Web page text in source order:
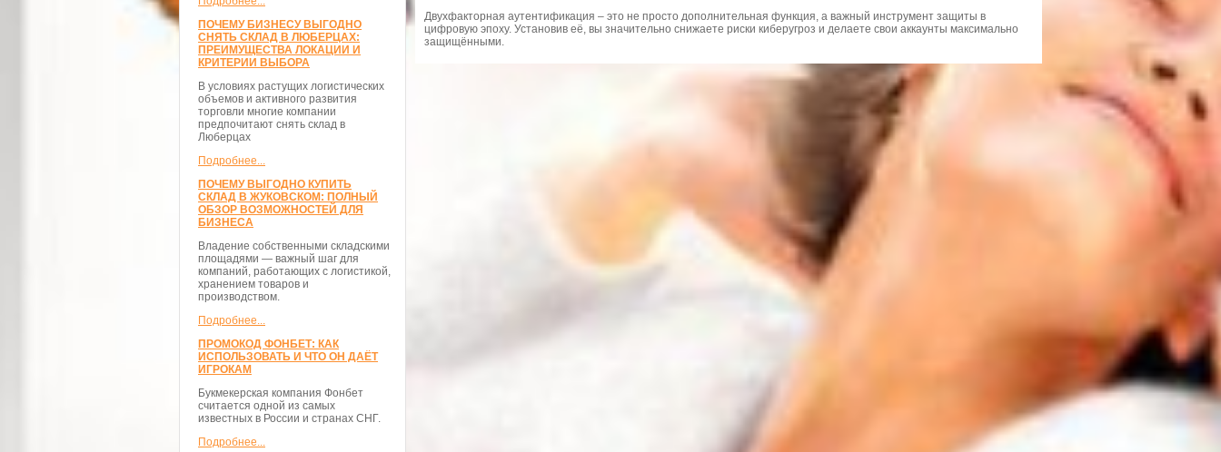
ПОЧЕМУ БИЗНЕСУ ВЫГОДНО
СНЯТЬ СКЛАД В ЛЮБЕРЦАХ:
ПРЕИМУЩЕСТВА ЛОКАЦИИ И
КРИТЕРИИ ВЫБОРА
В условиях растущих логистических
объемов и активного развития
торговли многие компании
предпочитают снять склад в
Люберцах
Подробнее...
ПОЧЕМУ ВЫГОДНО КУПИТЬ
СКЛАД В ЖУКОВСКОМ: ПОЛНЫЙ
ОБЗОР ВОЗМОЖНОСТЕЙ ДЛЯ
БИЗНЕСА
Владение собственными складскими
площадями — важный шаг для
компаний, работающих с логистикой,
хранением товаров и
производством.
Подробнее...
ПРОМОКОД ФОНБЕТ: КАК
ИСПОЛЬЗОВАТЬ И ЧТО ОН ДАЁТ
ИГРОКАМ
Букмекерская компания Фонбет
считается одной из самых
известных в России и странах СНГ.
Подробнее...
Двухфакторная аутентификация – это не просто дополнительная функция, а важный инструмент защиты в
цифровую эпоху. Установив её, вы значительно снижаете риски киберугроз и делаете свои аккаунты максимально
защищёнными.